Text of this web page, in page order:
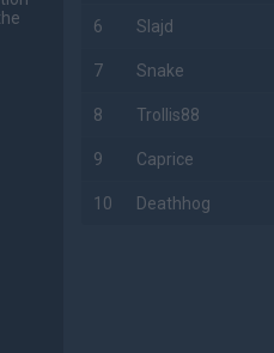
6 Slajd
7 Snake
8 Trollis88
9 Caprice
10 Deathhog